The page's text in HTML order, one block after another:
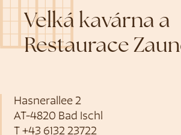
Velká kavárna a
Restaurace
Hasnerallee 2
AT-4820 Bad Ischl
T +43 6132 23722